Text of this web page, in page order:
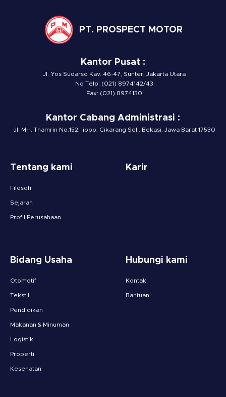
PT. PROSPECT MOTOR
Kantor Pusat :
Jl. Yos Sudarso Kav. 46-47, Sunter, Jakarta Utara
No Telp: (021) 8974142/43
Fax: (021) 8974150
Kantor Cabang Administrasi :
Jl. MH. Thamrin No.152, lippo, Cikarang Sel., Bekasi, Jawa Barat 17530
Tentang kami
Filosofi
Sejarah
Profil Perusahaan
Karir
Bidang Usaha
Otomotif
Tekstil
Pendidikan
Makanan & Minuman
Logistik
Properti
Kesehatan
Hubungi kami
Kontak
Bantuan